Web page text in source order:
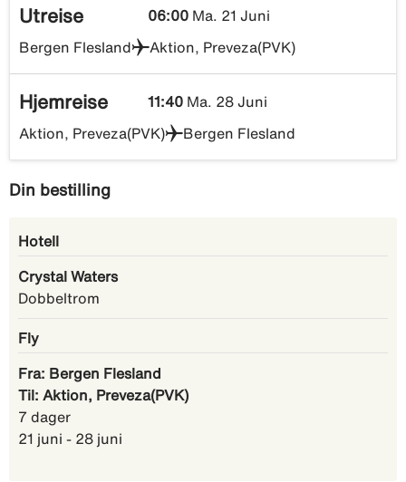
Utreise 06:00Ma. 21 Juni
Bergen Flesland Aktion, Preveza(PVK)
Hjemreise 11:40Ma. 28 Juni
Aktion, Preveza(PVK) Bergen Flesland
Din bestilling
Hotell
Crystal Waters
Dobbeltrom
Fly
Fra: Bergen Flesland
Til: Aktion, Preveza(PVK)
7 dager
21 juni - 28 juni